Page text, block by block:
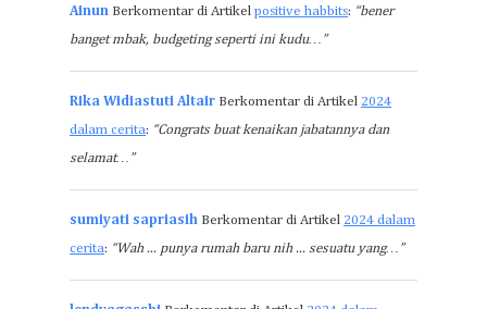
Ainun Berkomentar di Artikel positive habbits: “bener
banget mbak, budgeting seperti ini kudu…”
Rika Widiastuti Altair Berkomentar di Artikel 2024
dalam cerita: “Congrats buat kenaikan jabatannya dan
selamat…”
sumiyati sapriasih Berkomentar di Artikel 2024 dalam
cerita: “Wah ... punya rumah baru nih ... sesuatu yang…”